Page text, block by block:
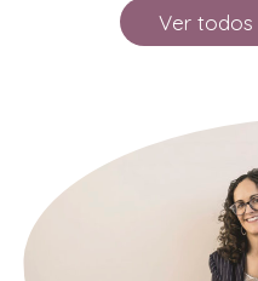
Ver todos